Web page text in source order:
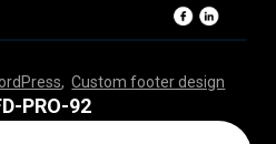
,Custom footer design
,,,,,,,,,, ,,,,,,,,,,,,,,,,,,,,,,,,
,,,,,,,,,, ,,,,,,,,,,,,,,,,,,,,,,,,
PRO-92